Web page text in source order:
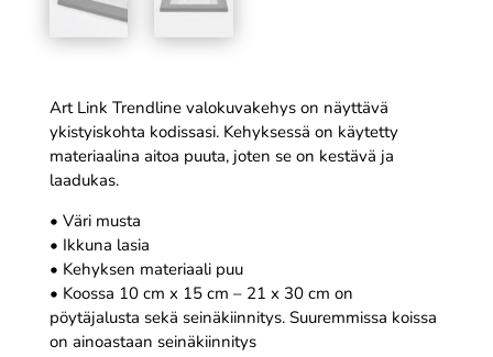
Art Link Trendline valokuvakehys on näyttävä
ykistyiskohta kodissasi. Kehyksessä on käytetty
materiaalina aitoa puuta, joten se on kestävä ja
laadukas.
• Väri musta
• Ikkuna lasia
• Kehyksen materiaali puu
• Koossa 10 cm x 15 cm – 21 x 30 cm on
pöytäjalusta sekä seinäkiinnitys. Suuremmissa koissa
on ainoastaan seinäkiinnitys